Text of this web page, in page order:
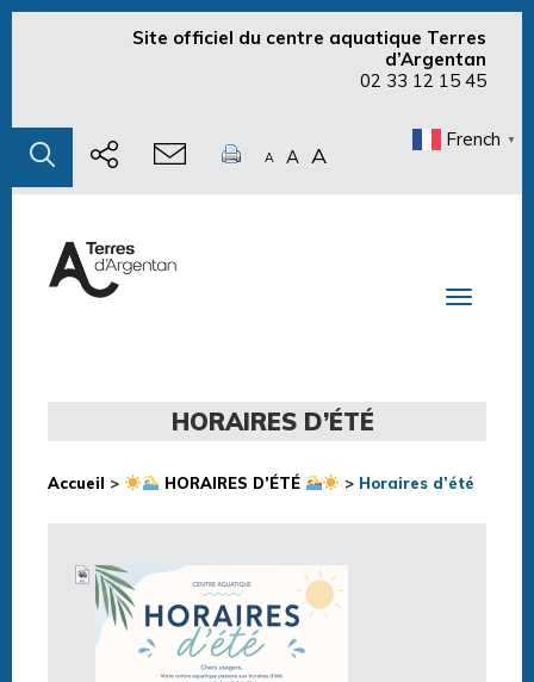
Site officiel du centre aquatique Terres
d’Argentan
02 33 12 15 45
A A A
French ▼
Toggle
HORAIRES D’ÉTÉ
Accueil > HORAIRES D’ÉTÉ > Horaires d’été